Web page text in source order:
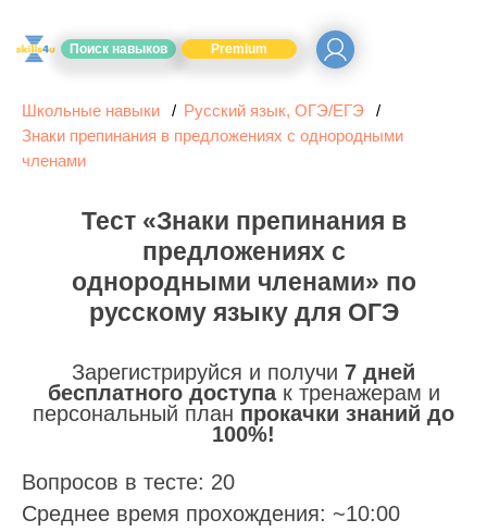
Поиск навыков Premium
Школьные навыки
Русский язык, ОГЭ/ЕГЭ
Знаки препинания в предложениях с однородными
членами
Тест «Знаки препинания в
предложениях с
однородными членами» по
русскому языку для ОГЭ
Зарегистрируйся и получи 7 дней
бесплатного доступак тренажерам и
персональный план прокачки знаний до
100%!
Вопросов в тесте: 20
Среднее время прохождения: ~10:00